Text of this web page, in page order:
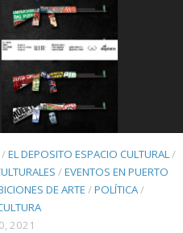
/EL DEPOSITO ESPACIO CULTURAL/
/EVENTOS EN PUERTO
DE ARTE /POLÍTICA/
2021